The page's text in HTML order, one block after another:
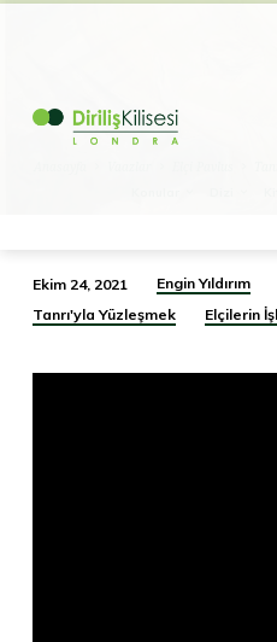
Tanrı’yla
:
Ekim 24, 2021 Engin Yıldırım
Tanrı'yla Yüzleşmek
Elçilerin